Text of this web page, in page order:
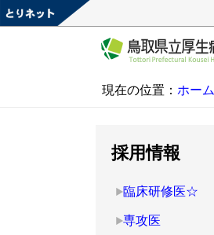
現在の位置： ホーム
採用情報
臨床研修医☆
専攻医